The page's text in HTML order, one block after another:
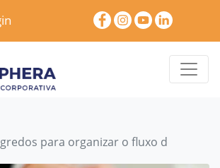
para organizar o fluxo de caixa